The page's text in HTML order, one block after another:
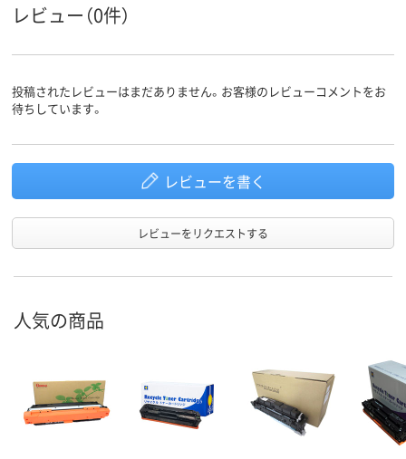
レビュー（0件）
投稿されたレビューはまだありません。お客様のレビューコメントをお
待ちしています。
レビューを書く
レビューをリクエストする
人気の商品